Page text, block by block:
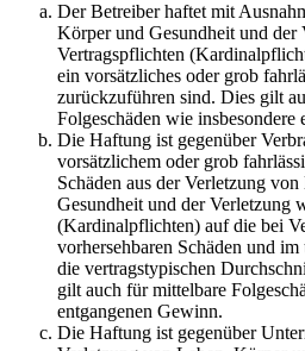
Der Betreiber haftet mit
Körper und Gesundheit und der
Vertragspflichten
ein vorsätzliches oder grob
zurückzuführen sind. Dies gilt
Folgeschäden wie insbesondere
Die Haftung ist gegenüber
vorsätzlichem oder grob
Schäden aus der Verletzung
Gesundheit und der Verletzung
(Kardinalpflichten) auf die bei
vorhersehbaren Schäden und
die vertragstypischen
gilt auch für mittelbare
entgangenen Gewinn.
Die Haftung ist gegenüber